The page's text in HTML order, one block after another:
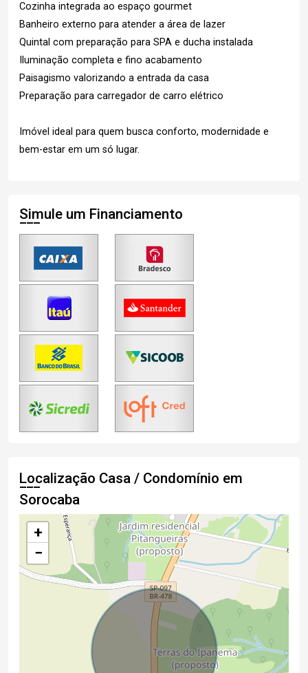
Cozinha integrada ao espaço gourmet
Banheiro externo para atender a área de lazer
Quintal com preparação para SPA e ducha instalada
Iluminação completa e fino acabamento
Paisagismo valorizando a entrada da casa
Preparação para carregador de carro elétrico
Imóvel ideal para quem busca conforto, modernidade e
bem-estar em um só lugar.
Simule um Financiamento
Localização Casa / Condomínio em
Sorocaba
+
−